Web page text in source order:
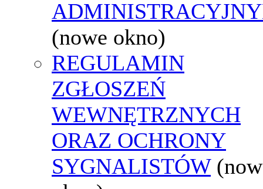
(nowe okno)
REGULAMIN
ZGŁOSZEŃ
WEWNĘTRZNYCH
ORAZ OCHRONY
SYGNALISTÓW